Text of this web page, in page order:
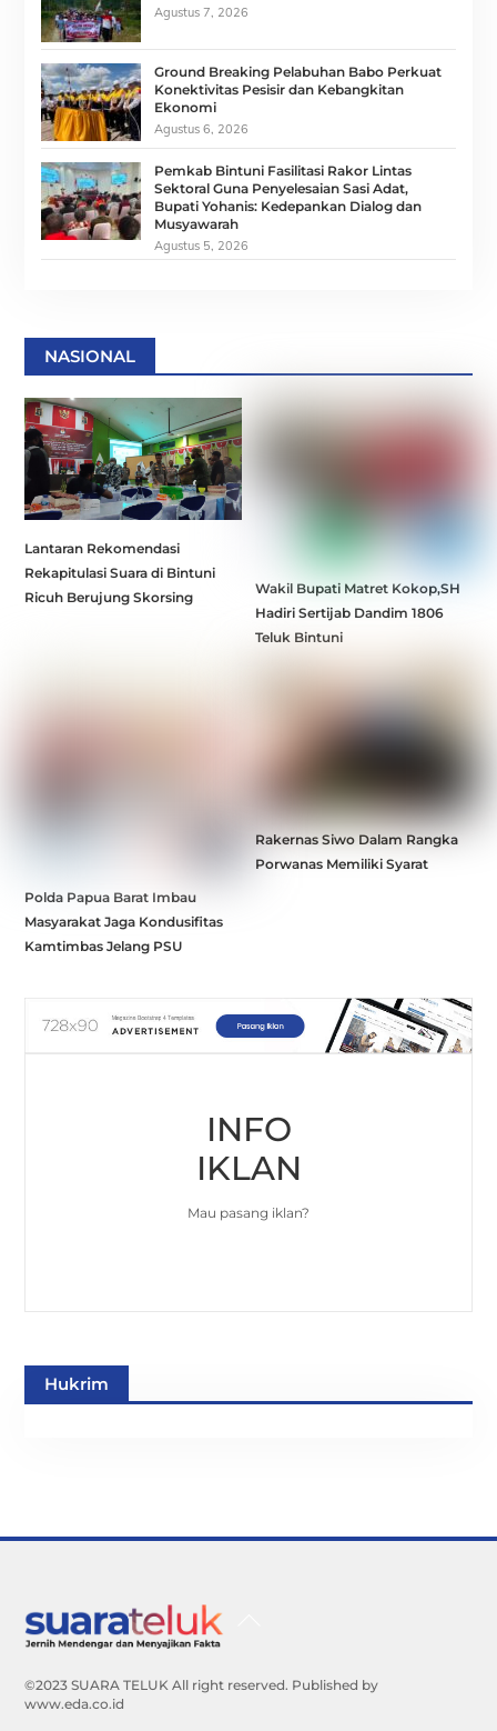
Agustus 7, 2026
Ground Breaking Pelabuhan Babo Perkuat
Konektivitas Pesisir dan Kebangkitan
Ekonomi
Agustus 6, 2026
Pemkab Bintuni Fasilitasi Rakor Lintas
Sektoral Guna Penyelesaian Sasi Adat,
Bupati Yohanis: Kedepankan Dialog dan
Musyawarah
Agustus 5, 2026
NASIONAL
Lantaran Rekomendasi
Rekapitulasi Suara di Bintuni
Ricuh Berujung Skorsing
Wakil Bupati Matret Kokop,SH
Hadiri Sertijab Dandim 1806
Teluk Bintuni
Polda Papua Barat Imbau
Masyarakat Jaga Kondusifitas
Kamtimbas Jelang PSU
Rakernas Siwo Dalam Rangka
Porwanas Memiliki Syarat
INFO
IKLAN
Mau pasang iklan?
Hukrim
©2023 SUARA TELUK All right reserved. Published by
www.eda.co.id